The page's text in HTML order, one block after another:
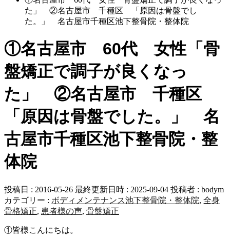
た」 ②名古屋市 千種区 「原因は骨盤でし
た。」 名古屋市千種区池下整骨院・整体院
①名古屋市 60代 女性「骨
盤矯正で調子が良くなっ
た」 ②名古屋市 千種区
「原因は骨盤でした。」 名
古屋市千種区池下整骨院・整
体院
投稿日 : 2016-05-26 最終更新日時 : 2025-09-04 投稿者 : bodym
カテゴリー : ボディメンテナンス池下整骨院・整体院, 全身
骨格矯正, 患者様の声, 骨盤矯正
①皆様こんにちは。